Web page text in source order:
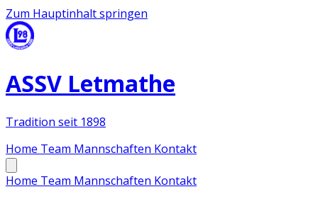
Zum Hauptinhalt springen
ASSV Letmathe
Tradition seit 1898
Home Team Mannschaften Kontakt
Home Team Mannschaften Kontakt